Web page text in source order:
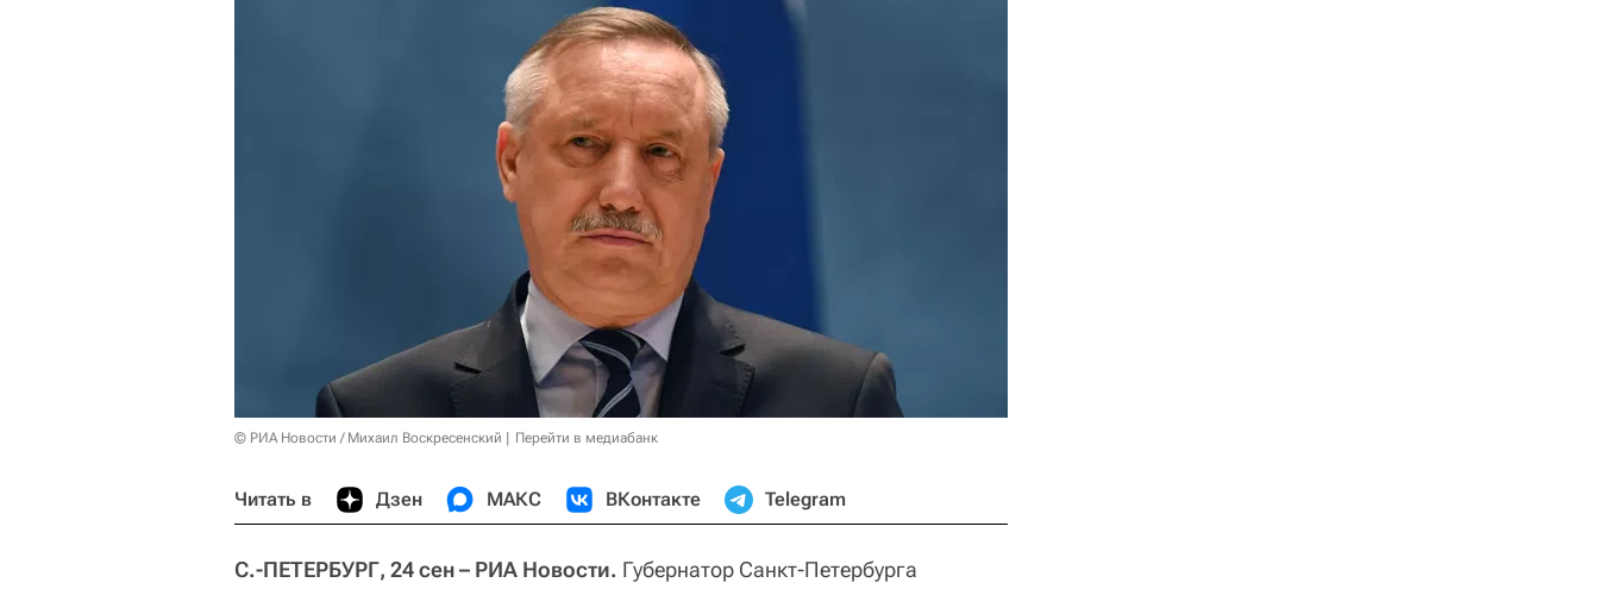
© РИА Новости / Михаил Воскресенский Перейти в медиабанк
Читать в Дзен МАКС ВКонтакте Telegram
С.-ПЕТЕРБУРГ, 24 сен – РИА Новости. Губернатор Санкт-Петербурга